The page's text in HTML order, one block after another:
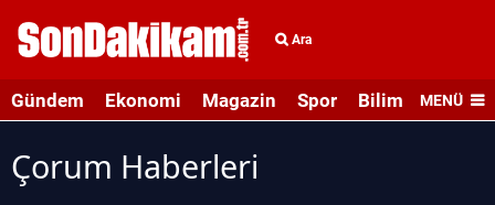
Ara
Gündem Ekonomi Magazin Spor Bilim veMENÜ
Çorum Haberleri